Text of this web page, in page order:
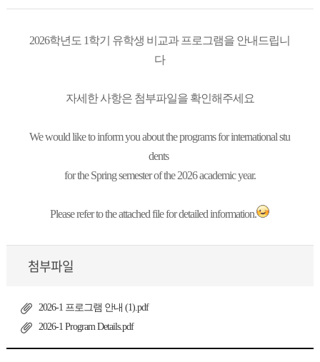
2026학년도 1학기 유학생 비교과 프로그램을 안내드립니
다
자세한 사항은 첨부파일을 확인해주세요
We would like to inform you about the programs for international stu
dents
for the Spring semester of the 2026 academic year.
Please refer to the attached file for detailed information.
첨부파일
2026-1 프로그램 안내 (1).pdf
2026-1 Program Details.pdf